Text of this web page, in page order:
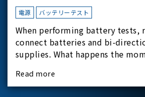
電源 バッテリーテスト
When performing battery tests,
connect batteries and bi-
supplies. What happens the
experimental equipment for this
applicati
Read more